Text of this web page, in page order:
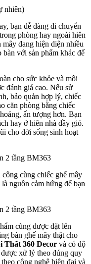
nhiên)
bạn dễ dàng di chuyển
phòng hay ngoài hiên
đang hiện diện nhiều
với sản phẩm khác để
cho sức khỏe và môi
đánh giá cao. Nếu sử
bảo quản hợp lý, chiếc
căn phòng bằng chiếc
ấn tượng hơn. Bạn
hay ở hiên nhà đầy gió.
cho đời sống sinh hoạt
cùng chiếc ghế mây
nguồn cảm hứng để bạn
cũng được đặt lên
bàn ghế mây thật cho
Thất 360 Decor và có độ
xử lý theo đúng quy
công nghệ hiện đại và